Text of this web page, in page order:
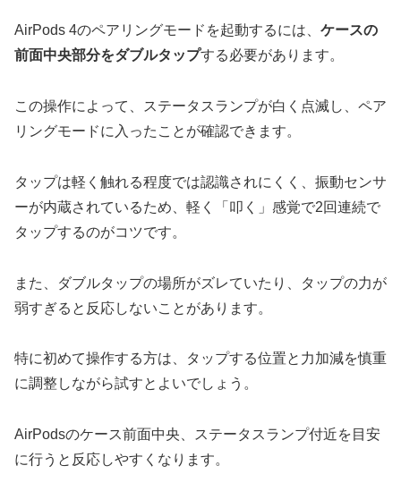
AirPods 4のペアリングモードを起動するには、 ケースの
前面中央部分をダブルタップする必要があります。
この操作によって、ステータスランプが白く点滅し、ペア
リングモードに入ったことが確認できます。
タップは軽く触れる程度では認識されにくく、振動センサ
ーが内蔵されているため、軽く「叩く」感覚で2回連続で
タップするのがコツです。
また、ダブルタップの場所がズレていたり、タップの力が
弱すぎると反応しないことがあります。
特に初めて操作する方は、タップする位置と力加減を慎重
に調整しながら試すとよいでしょう。
AirPodsのケース前面中央、ステータスランプ付近を目安
に行うと反応しやすくなります。